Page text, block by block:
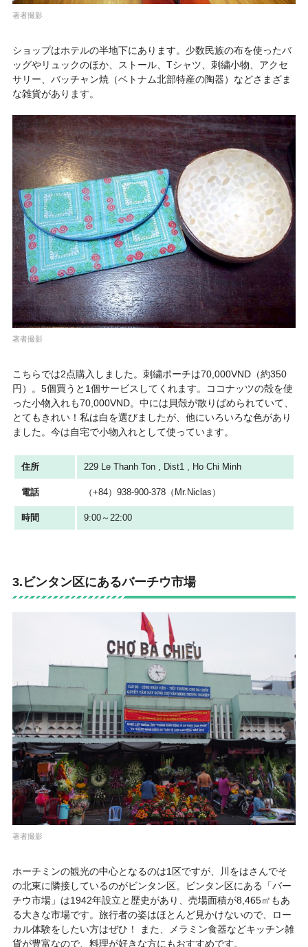
著者撮影
ショップはホテルの半地下にあります。少数民族の布を使ったバ
ッグやリュックのほか、ストール、Tシャツ、刺繍小物、アクセ
サリー、バッチャン焼（ベトナム北部特産の陶器）などさまざま
な雑貨があります。
著者撮影
こちらでは2点購入しました。刺繍ポーチは70,000VND（約350
円）。5個買うと1個サービスしてくれます。ココナッツの殻を使
った小物入れも70,000VND。中には貝殻が散りばめられていて、
とてもきれい！私は白を選びましたが、他にいろいろな色があり
ました。今は自宅で小物入れとして使っています。
住所 229 Le Thanh Ton , Dist1 , Ho Chi Minh
電話 （+84）938-900-378（Mr.Niclas）
時間 9:00～22:00
3.ビンタン区にあるバーチウ市場
著者撮影
ホーチミンの観光の中心となるのは1区ですが、川をはさんでそ
の北東に隣接しているのがビンタン区。ビンタン区にある「バー
チウ市場」は1942年設立と歴史があり、売場面積が8,465㎡もあ
る大きな市場です。旅行者の姿はほとんど見かけないので、ロー
カル体験をしたい方はぜひ！ また、メラミン食器などキッチン雑
貨が豊富なので、料理が好きな方にもおすすめです。